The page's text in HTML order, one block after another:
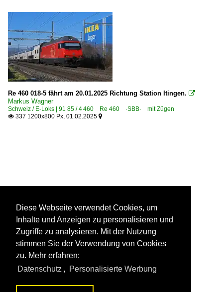
Re 460 018-5 fährt am 20.01.2025 Richtung Station Itingen. 
Markus Wagner
Schweiz / E-Loks | 91 85 / 4 460 Re 460 ·SBB· mit Zügen
 337 1200x800 Px, 01.02.2025 
Diese Webseite verwendet Cookies, um
Inhalte und Anzeigen zu personalisieren und
Zugriffe zu analysieren. Mit der Nutzung
stimmen Sie der Verwendung von Cookies
zu. Mehr erfahren:
Datenschutz , Personalisierte Werbung